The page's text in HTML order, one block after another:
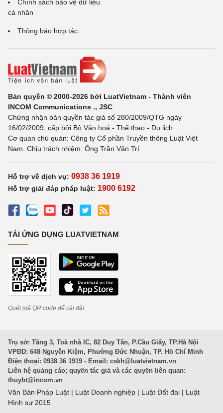
Chính sách bảo vệ dữ liệu
cá nhân
Thông báo hợp tác
Bản quyền © 2000-2026 bởi LuatVietnam - Thành viên
INCOM Communications ., JSC
Chứng nhận bản quyền tác giả số 280/2009/QTG ngày
16/02/2009, cấp bởi Bộ Văn hoá - Thể thao - Du lịch
Cơ quan chủ quản: Công ty Cổ phần Truyền thông Luật Việt
Nam. Chịu trách nhiệm: Ông Trần Văn Trí
Hỗ trợ về dịch vụ: 0938 36 1919
Hỗ trợ giải đáp pháp luật: 1900 6192
TẢI ỨNG DỤNG LUATVIETNAM
Quét mã QR code để cài đặt
Trụ sở: Tầng 3, Toà nhà IC, 82 Duy Tân, P.Cầu Giấy, TP.Hà Nội
VPĐD: 648 Nguyễn Kiệm, Phường Đức Nhuận, TP. Hồ Chí Minh
Điện thoại: 0938 36 1919 - Email: cskh@luatvietnam.vn
Liên hệ quảng cáo; quyền tác giả và các quyền liên quan:
thuybt@incom.vn
Văn Bản Pháp Luật | Luật Doanh nghiệp | Luật Đất đai | Luật
Hình sự 2015